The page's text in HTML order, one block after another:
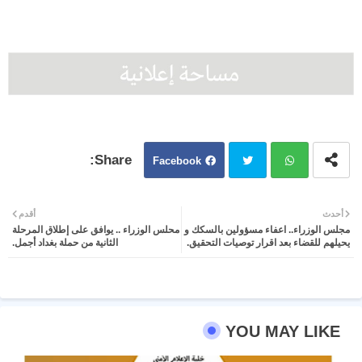
Facebook
ter atsa
أحدث
مجلس الوزراء.. اعفاء مسؤولين بالسكك و
يحيلهم للقضاء بعد اقرار توصيات التحقيق.
أقدم
محلس الوزراء .. يوافق على إطلاق المرحلة
الثانية من حملة بغداد أجمل.
YOU MAY LIKE